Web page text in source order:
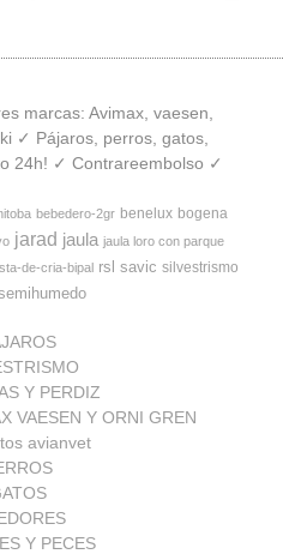
marcas: Avimax, vaesen,
✓ Pájaros, perros, gatos,
24h! ✓ Contrareembolso ✓
bebedero-2gr benelux bogena
jarad jaula jaula loro con parque
de-cria-bipal rsl savic silvestrismo
Y PERDIZ
VAESEN Y ORNI GREN
avianvet
Y PECES